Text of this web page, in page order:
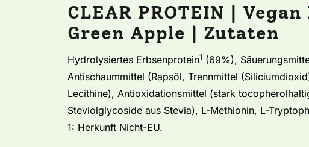
CLEAR PROTEIN |
Green Apple | Zutaten
Hydrolysiertes Erbsenprotein1 (69%),
Antischaummittel (Rapsöl, Trennmittel
Lecithine), Antioxidationsmittel (stark
Steviolglycoside aus Stevia), L-Methionin, L-
1: Herkunft Nicht-EU.